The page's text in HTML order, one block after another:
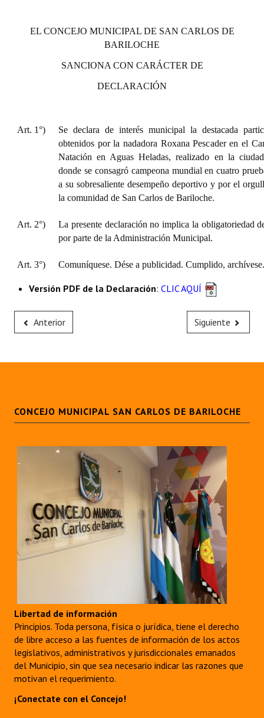
Antiguos Pobladores - Registro
Reconocimientos - Registro
Bariloche, Municipio intercultural
REFORMA DE LA CARTA ORGÁNICA
EL CONCEJO MUNICIPAL DE SAN CARLOS DE
BARILOCHE
SANCIONA CON CARÁCTER DE
DECLARACIÓN
Art. 1°)
Se declara de interés municipal la destacada
obtenidos por la nadadora Roxana Pescader en el
Natación en Aguas Heladas, realizado en la
donde se consagró campeona mundial en cuatro
a su sobresaliente desempeño deportivo y por el
la comunidad de San Carlos de Bariloche.
Art. 2°)
La presente declaración no implica la obligatoriedad
por parte de la Administración Municipal.
Art. 3°) Comuníquese. Dése a publicidad. Cumplido, archívese.
Versión PDF de la Declaración: CLIC AQUÍ
Anterior Siguiente
CONCEJO MUNICIPAL SAN CARLOS DE BARILOCHE
Libertad de información
Principios. Toda persona, física o jurídica, tiene el derecho
de libre acceso a las fuentes de información de los actos
legislativos, administrativos y jurisdiccionales emanados
del Municipio, sin que sea necesario indicar las razones que
motivan el requerimiento.
¡Conectate con el Concejo!